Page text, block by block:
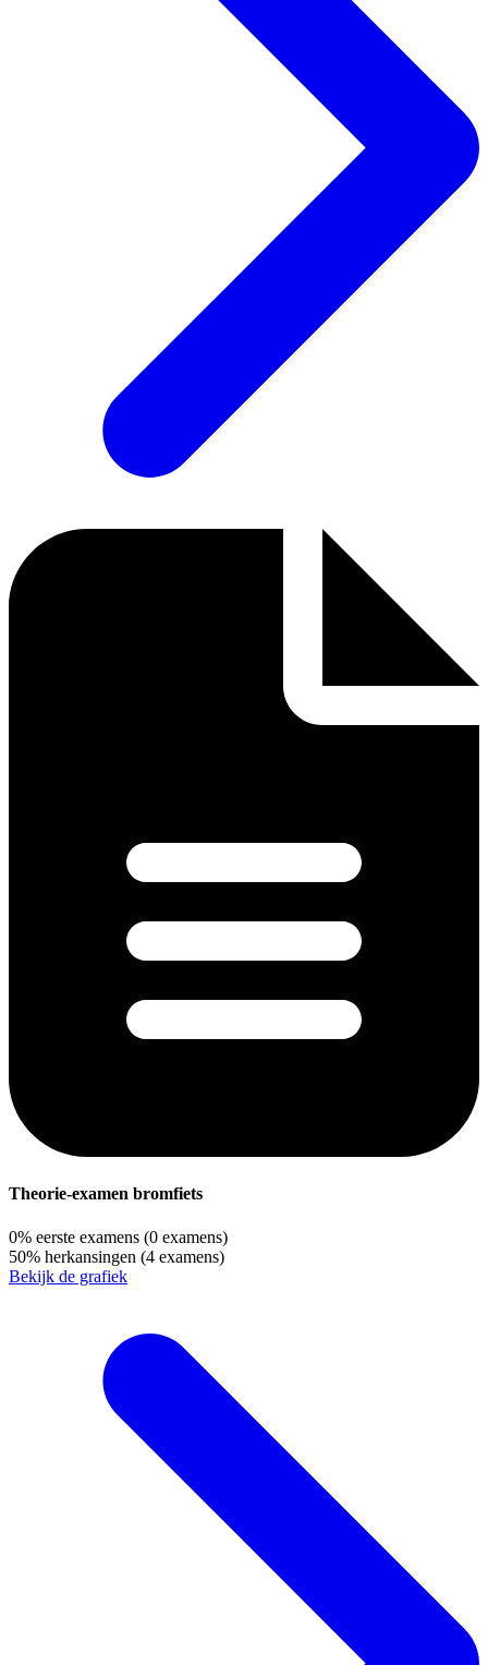
Theorie-examen bromfiets
0% eerste examens (0 examens)
50% herkansingen (4 examens)
Bekijk de grafiek